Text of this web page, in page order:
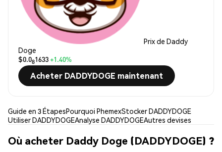
Prix de Daddy
Doge
$0.081633+1.40%
Acheter DADDYDOGE maintenant
Guide en 3 ÉtapesPourquoi PhemexStocker DADDYDOGE
Utiliser DADDYDOGEAnalyse DADDYDOGEAutres devises
Où acheter Daddy Doge (DADDYDOGE) ?